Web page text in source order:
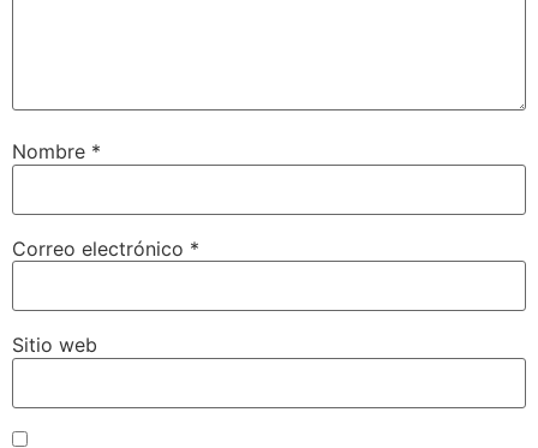
Nombre *
Correo electrónico *
Sitio web